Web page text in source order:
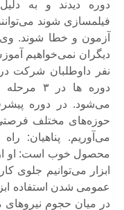
دوره دیدند و به
فیلمسازی شوند
آزمون و خطا شوند. وی
دوره ها
می‌شود. در دوره
حوزه‌های مختلف
می‌آوریم. پناهیان:
محصول خوب است: او از
ابزار می‌توانیم جلوی
عمومی شدن استفاده
در میان حجوم